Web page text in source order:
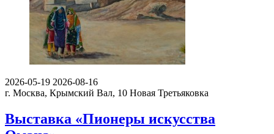
2026-05-19 2026-08-16
г. Москва, Крымский Вал, 10 Новая Третьяковка
Выставка «Пионеры искусства